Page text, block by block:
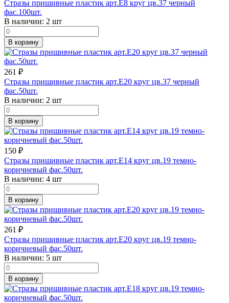
Стразы пришивные пластик арт.E8 круг цв.37 черный
фас.100шт.
В наличии: 2 шт
В корзину
261 ₽
Стразы пришивные пластик арт.E20 круг цв.37 черный
фас.50шт.
В наличии: 2 шт
В корзину
150 ₽
Стразы пришивные пластик арт.E14 круг цв.19 темно-
коричневый фас.50шт.
В наличии: 4 шт
В корзину
261 ₽
Стразы пришивные пластик арт.E20 круг цв.19 темно-
коричневый фас.50шт.
В наличии: 5 шт
В корзину